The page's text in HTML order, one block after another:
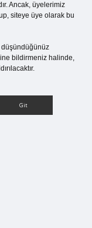
Ancak, üyelerimiz
siteye üye olarak bu
düşündüğünüz
bildirmeniz halinde,